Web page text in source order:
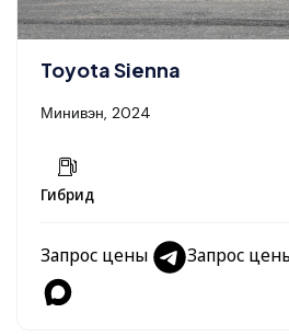
Toyota Sienna
Минивэн, 2024
Гибрид
Запрос цены Запрос